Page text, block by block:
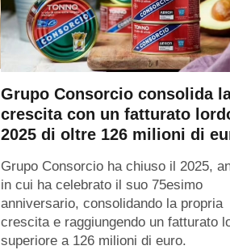
Grupo Consorcio consolida
crescita con un fatturato
2025 di oltre 126 milioni di
Grupo Consorcio ha chiuso il 2025,
in cui ha celebrato il suo 75esimo
anniversario, consolidando la propria
crescita e raggiungendo un fatturato
superiore a 126 milioni di euro.